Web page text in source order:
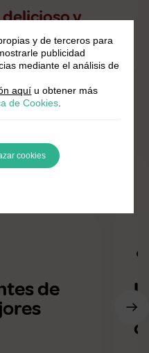
y
de
y de terceros para
publicidad
mediante el análisis de
aquí u obtener más
de Cookies
cookies